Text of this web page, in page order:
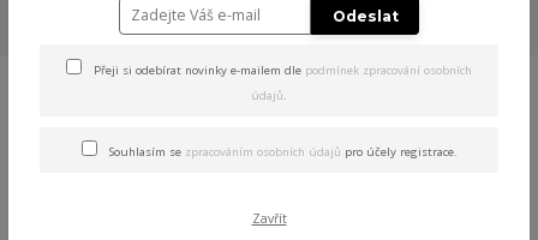
TRIKA & TÍLKA
Yakuza pánské tričko s dlouhým
rukávem Guerrero Longsleeve T-Shirt white 5XL
dlouhým rukávem Guerrero
Odeslat
Přeji si odebírat novinky e-mailem dle podmínek zpracování osobních
údajů.
Souhlasím se zpracováním osobních údajů pro účely registrace.
Zavřít